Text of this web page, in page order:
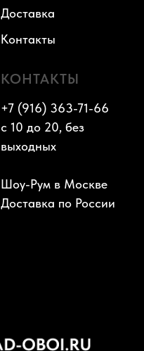
Доставка
Контакты
КОНТАКТЫ
+7 (916) 363-71-66
с 10 до 20, без
выходных
Шоу-Рум в Москве
Доставка по России